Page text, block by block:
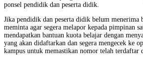
ponsel pendidik dan peserta didik.
Jika pendidik dan peserta didik belum menerima
meminta agar segera melapor kepada pimpinan
mendapatkan bantuan kuota belajar dengan
yang akan didaftarkan dan segera mengecek ke
kampus untuk memastikan nomor telah terdaftar